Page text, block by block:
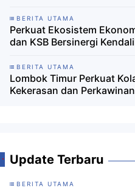
BERITA UTAMA
Perkuat Ekosistem
dan KSB Bersinergi
BERITA UTAMA
Lombok Timur Perkuat
Kekerasan dan
Update Terbaru
BERITA UTAMA